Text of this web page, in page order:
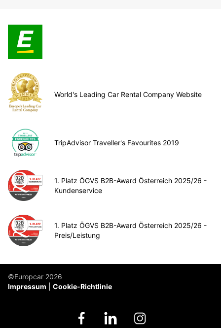
World's Leading Car Rental Company Website
TripAdvisor Traveller's Favourites 2019
1. Platz ÖGVS B2B-Award Österreich 2025/26 -
Kundenservice
1. Platz ÖGVS B2B-Award Österreich 2025/26 -
Preis/Leistung
©Europcar 2026
Impressum
Cookie-Richtlinie